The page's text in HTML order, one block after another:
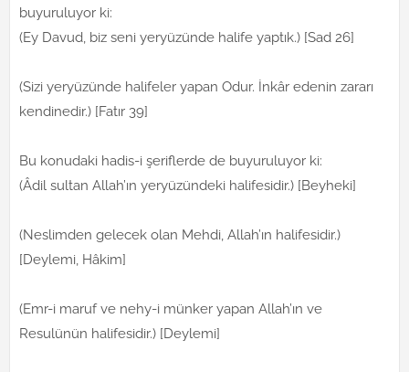
buyuruluyor ki:
(Ey Davud, biz seni yeryüzünde halife yaptık.) [Sad 26]
(Sizi yeryüzünde halifeler yapan Odur. İnkâr edenin zararı
kendinedir.) [Fatır 39]
Bu konudaki hadis-i şeriflerde de buyuruluyor ki:
(Âdil sultan Allah’ın yeryüzündeki halifesidir.) [Beyheki]
(Neslimden gelecek olan Mehdi, Allah’ın halifesidir.)
[Deylemi, Hâkim]
(Emr-i maruf ve nehy-i münker yapan Allah’ın ve
Resulünün halifesidir.) [Deylemi]